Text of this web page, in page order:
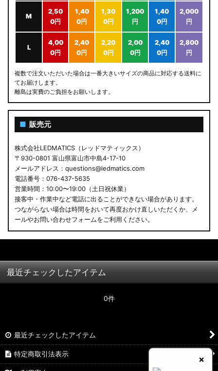
M
2,50
0円
1,40
0円
1,30
0円
1,200
円
1,40
0円
2,000
円
L
4,00
0円
2,40
0円
2,20
0円
2,00
0円
2,40
0円
2,800
円
複数で注文いただいた場合は一番大きいサイズの商品に対応する送料に
てお届けします。
離島は実費のご負担をお願いします。
■ 販売元
株式会社LEDMATICS（レッドマティックス）
〒930-0801 富山県富山市中島4-17-10
メールアドレス：questions@ledmatics.com
電話番号：076-437-5635
営業時間：10:00〜19:00（土日祝休業）
接客中・作業中など電話に出ることができない場合があります。
つながらない場合は時間をおいて再度おかけ直しいただくか、メ
ールやお問い合わせフォームをご利用ください。
×
最近チェックしたアイテム
0件
最近チェックしたアイテム
特定商取引法表示